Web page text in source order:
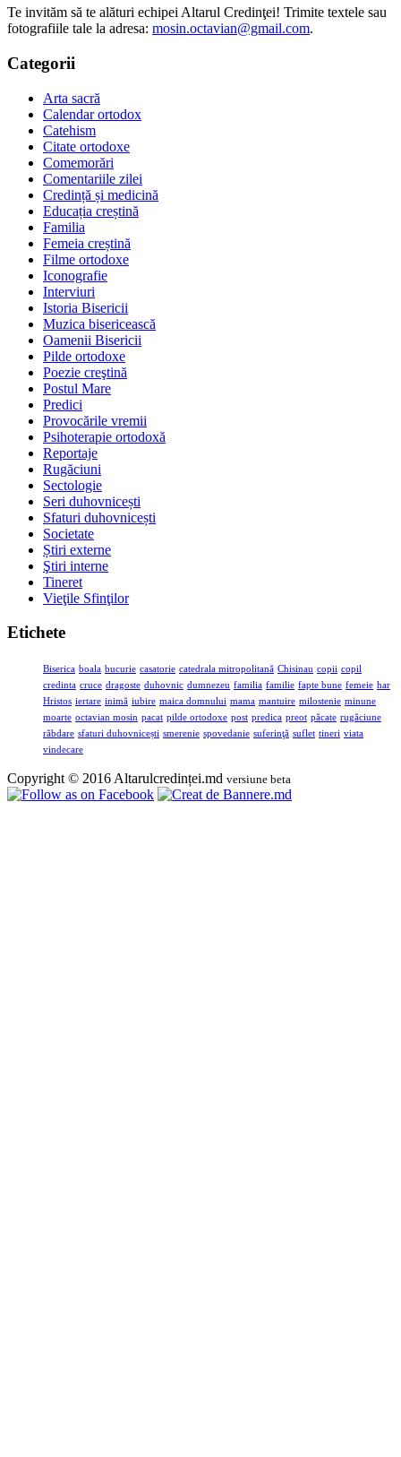
Te invităm să te alături echipei Altarul Credinţei! Trimite textele sau
fotografiile tale la adresa: mosin.octavian@gmail.com.
Categorii
Arta sacră
Calendar ortodox
Catehism
Citate ortodoxe
Comemorări
Comentariile zilei
Credință și medicină
Educația creștină
Familia
Femeia creștină
Filme ortodoxe
Iconografie
Interviuri
Istoria Bisericii
Muzica bisericească
Oamenii Bisericii
Pilde ortodoxe
Poezie creştină
Postul Mare
Predici
Provocările vremii
Psihoterapie ortodoxă
Reportaje
Rugăciuni
Sectologie
Seri duhovnicești
Sfaturi duhovnicești
Societate
Știri externe
Ştiri interne
Tineret
Vieţile Sfinţilor
Etichete
Biserica boala bucurie casatorie catedrala mitropolitană Chisinau copii copil
credinta cruce dragoste duhovnic dumnezeu familia familie fapte bune femeie har
Hristos iertare inimă iubire maica domnului mama mantuire milostenie minune
moarte octavian mosin pacat pilde ortodoxe post predica preot păcate rugăciune
răbdare sfaturi duhovnicești smerenie spovedanie suferinţă suflet tineri viata
vindecare
Copyright © 2016 Altarulcredinței.md versiune beta